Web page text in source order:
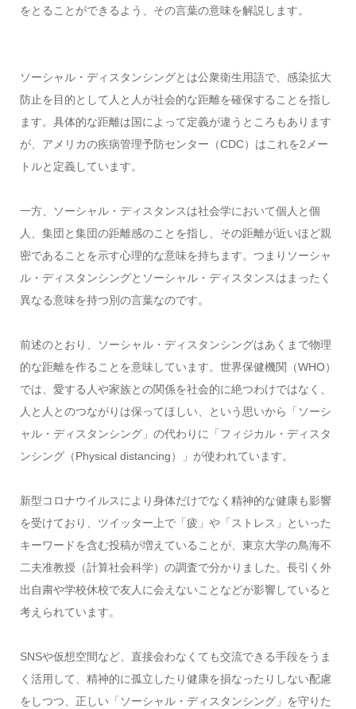
をとることができるよう、その言葉の意味を解説します。
ソーシャル・ディスタンシングとは公衆衛生用語で、感染拡大
防止を目的として人と人が社会的な距離を確保することを指し
ます。具体的な距離は国によって定義が違うところもあります
が、アメリカの疾病管理予防センター（CDC）はこれを2メー
トルと定義しています。
一方、ソーシャル・ディスタンスは社会学において個人と個
人、集団と集団の距離感のことを指し、その距離が近いほど親
密であることを示す心理的な意味を持ちます。つまりソーシャ
ル・ディスタンシングとソーシャル・ディスタンスはまったく
異なる意味を持つ別の言葉なのです。
前述のとおり、ソーシャル・ディスタンシングはあくまで物理
的な距離を作ることを意味しています。世界保健機関（WHO）
では、愛する人や家族との関係を社会的に絶つわけではなく、
人と人とのつながりは保ってほしい、という思いから「ソーシ
ャル・ディスタンシング」の代わりに「フィジカル・ディスタ
ンシング（Physical distancing）」が使われています。
新型コロナウイルスにより身体だけでなく精神的な健康も影響
を受けており、ツイッター上で「疲」や「ストレス」といった
キーワードを含む投稿が増えていることが、東京大学の鳥海不
二夫准教授（計算社会科学）の調査で分かりました。長引く外
出自粛や学校休校で友人に会えないことなどが影響していると
考えられています。
SNSや仮想空間など、直接会わなくても交流できる手段をうま
く活用して、精神的に孤立したり健康を損なったりしない配慮
をしつつ、正しい「ソーシャル・ディスタンシング」を守りた